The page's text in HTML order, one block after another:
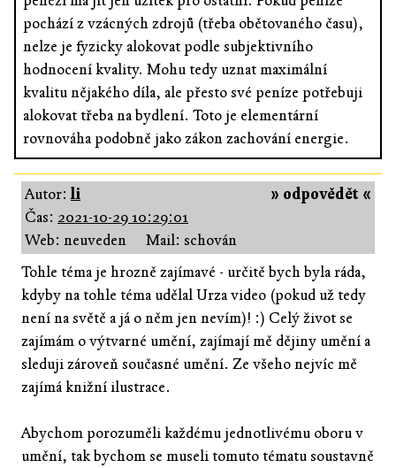
pochází z vzácných zdrojů (třeba obětovaného času),
nelze je fyzicky alokovat podle subjektivního
hodnocení kvality. Mohu tedy uznat maximální
kvalitu nějakého díla, ale přesto své peníze potřebuji
alokovat třeba na bydlení. Toto je elementární
rovnováha podobně jako zákon zachování energie.
» odpovědět «
Autor:li
Čas: 2021-10-29 10:29:01
Web: neuveden
Mail: schován
Tohle téma je hrozně zajímavé - určitě bych byla ráda,
kdyby na tohle téma udělal Urza video (pokud už tedy
není na světě a já o něm jen nevím)! :) Celý život se
zajímám o výtvarné umění, zajímají mě dějiny umění a
sleduji zároveň současné umění. Ze všeho nejvíc mě
zajímá knižní ilustrace.
Abychom porozuměli každému jednotlivému oboru v
umění, tak bychom se museli tomuto tématu soustavně